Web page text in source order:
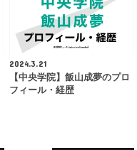
2024.3.21
【中央学院】飯山成夢のプロ
フィール・経歴